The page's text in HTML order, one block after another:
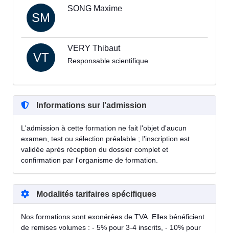
SM
SONG Maxime
VT
VERY Thibaut
Responsable scientifique
Informations sur l'admission
L'admission à cette formation ne fait l'objet d'aucun
examen, test ou sélection préalable ; l'inscription est
validée après réception du dossier complet et
confirmation par l'organisme de formation.
Modalités tarifaires spécifiques
Nos formations sont exonérées de TVA. Elles bénéficient
de remises volumes : - 5% pour 3-4 inscrits, - 10% pour